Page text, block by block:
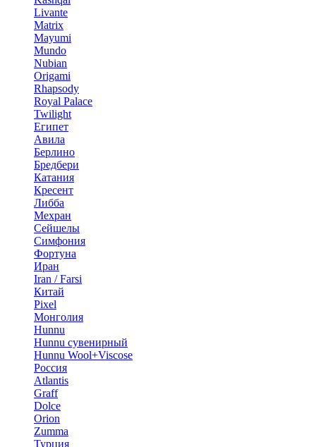
Livante
Matrix
Mayumi
Mundo
Nubian
Origami
Rhapsody
Royal Palace
Twilight
Египет
Авила
Берлино
Бредбери
Катания
Кресент
Либба
Мехран
Сейшелы
Симфония
Фортуна
Иран
Iran / Farsi
Китай
Pixel
Монголия
Hunnu
Hunnu сувенирный
Hunnu Wool+Viscose
Россия
Atlantis
Graff
Dolce
Orion
Zumma
Турция